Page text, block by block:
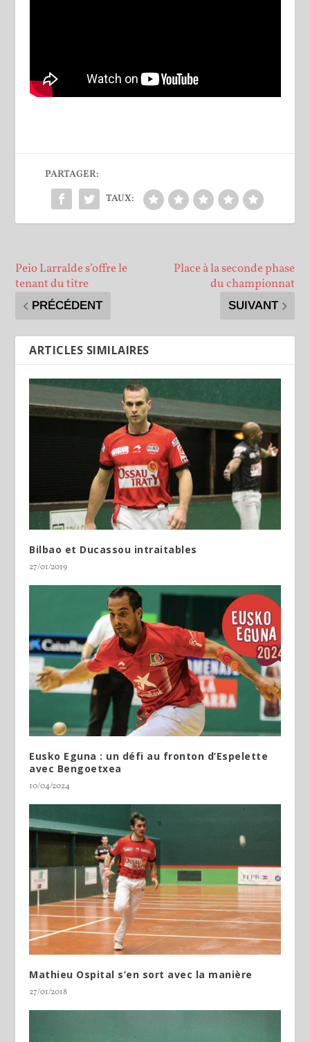
PARTAGER:
TAUX:
Peio Larralde s’offre le
tenant du titre
PRÉCÉDENT
Place à la seconde phase
du championnat
SUIVANT
ARTICLES SIMILAIRES
Bilbao et Ducassou intraitables
27/01/2019
Eusko Eguna : un défi au fronton d’Espelette
avec Bengoetxea
10/04/2024
Mathieu Ospital s’en sort avec la manière
27/01/2018